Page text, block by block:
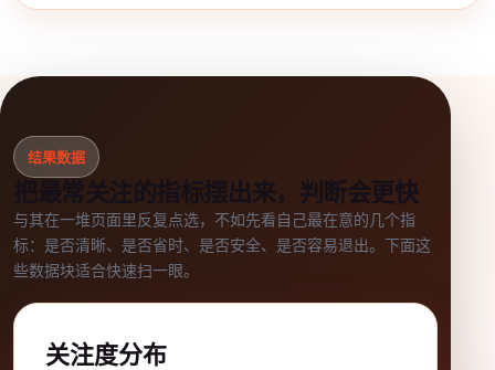
结果数据
把最常关注的指标摆出来，判断会更快
与其在一堆页面里反复点选，不如先看自己最在意的几个指
标：是否清晰、是否省时、是否安全、是否容易退出。下面这
些数据块适合快速扫一眼。
关注度分布